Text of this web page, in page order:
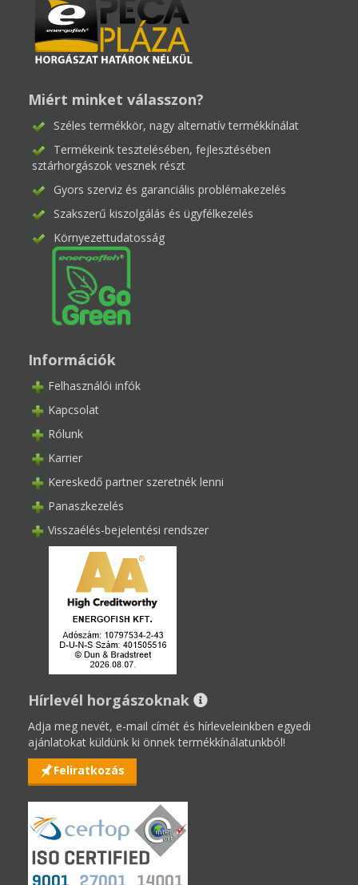
Miért minket válasszon?
Széles termékkör, nagy alternatív termékkínálat
Termékeink tesztelésében, fejlesztésében
sztárhorgászok vesznek részt
Gyors szerviz és garanciális problémakezelés
Szakszerű kiszolgálás és ügyfélkezelés
Környezettudatosság
Információk
Felhasználói infók
Kapcsolat
Rólunk
Karrier
Kereskedő partner szeretnék lenni
Panaszkezelés
Visszaélés-bejelentési rendszer
Hírlevél horgászoknak
Adja meg nevét, e-mail címét és hírleveleinkben egyedi
ajánlatokat küldünk ki önnek termékkínálatunkból!
Feliratkozás